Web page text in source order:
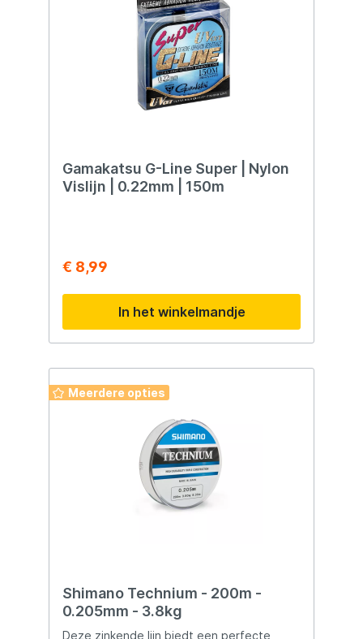
Gamakatsu G-Line Super | Nylon
Vislijn | 0.22mm | 150m
€ 8,99
In het winkelmandje
Meerdere opties
Shimano Technium - 200m -
0.205mm - 3.8kg
Deze zinkende lijn biedt een perfecte